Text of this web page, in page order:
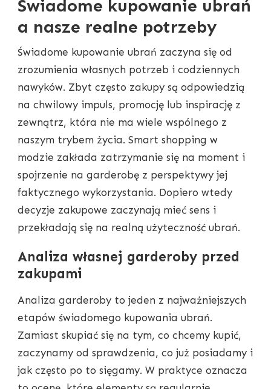
Świadome kupowanie ubrań
a nasze realne potrzeby
Świadome kupowanie ubrań zaczyna się od
zrozumienia własnych potrzeb i codziennych
nawyków. Zbyt często zakupy są odpowiedzią
na chwilowy impuls, promocję lub inspirację z
zewnątrz, która nie ma wiele wspólnego z
naszym trybem życia. Smart shopping w
modzie zakłada zatrzymanie się na moment i
spojrzenie na garderobę z perspektywy jej
faktycznego wykorzystania. Dopiero wtedy
decyzje zakupowe zaczynają mieć sens i
przekładają się na realną użyteczność ubrań.
Analiza własnej garderoby przed
zakupami
Analiza garderoby to jeden z najważniejszych
etapów świadomego kupowania ubrań.
Zamiast skupiać się na tym, co chcemy kupić,
zaczynamy od sprawdzenia, co już posiadamy i
jak często po to sięgamy. W praktyce oznacza